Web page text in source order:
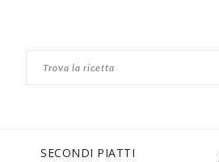
SECONDI PIATTI